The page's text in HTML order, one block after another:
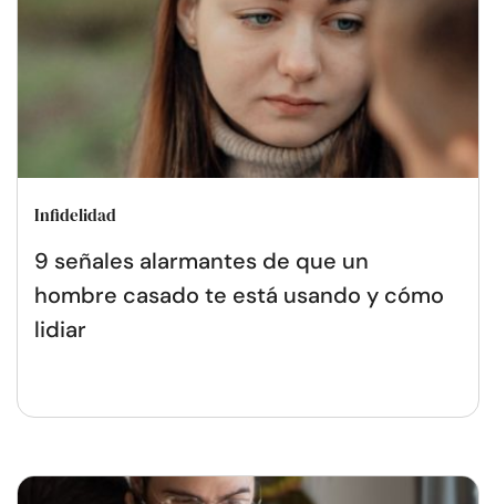
Infidelidad
9 señales alarmantes de que un
hombre casado te está usando y cómo
lidiar